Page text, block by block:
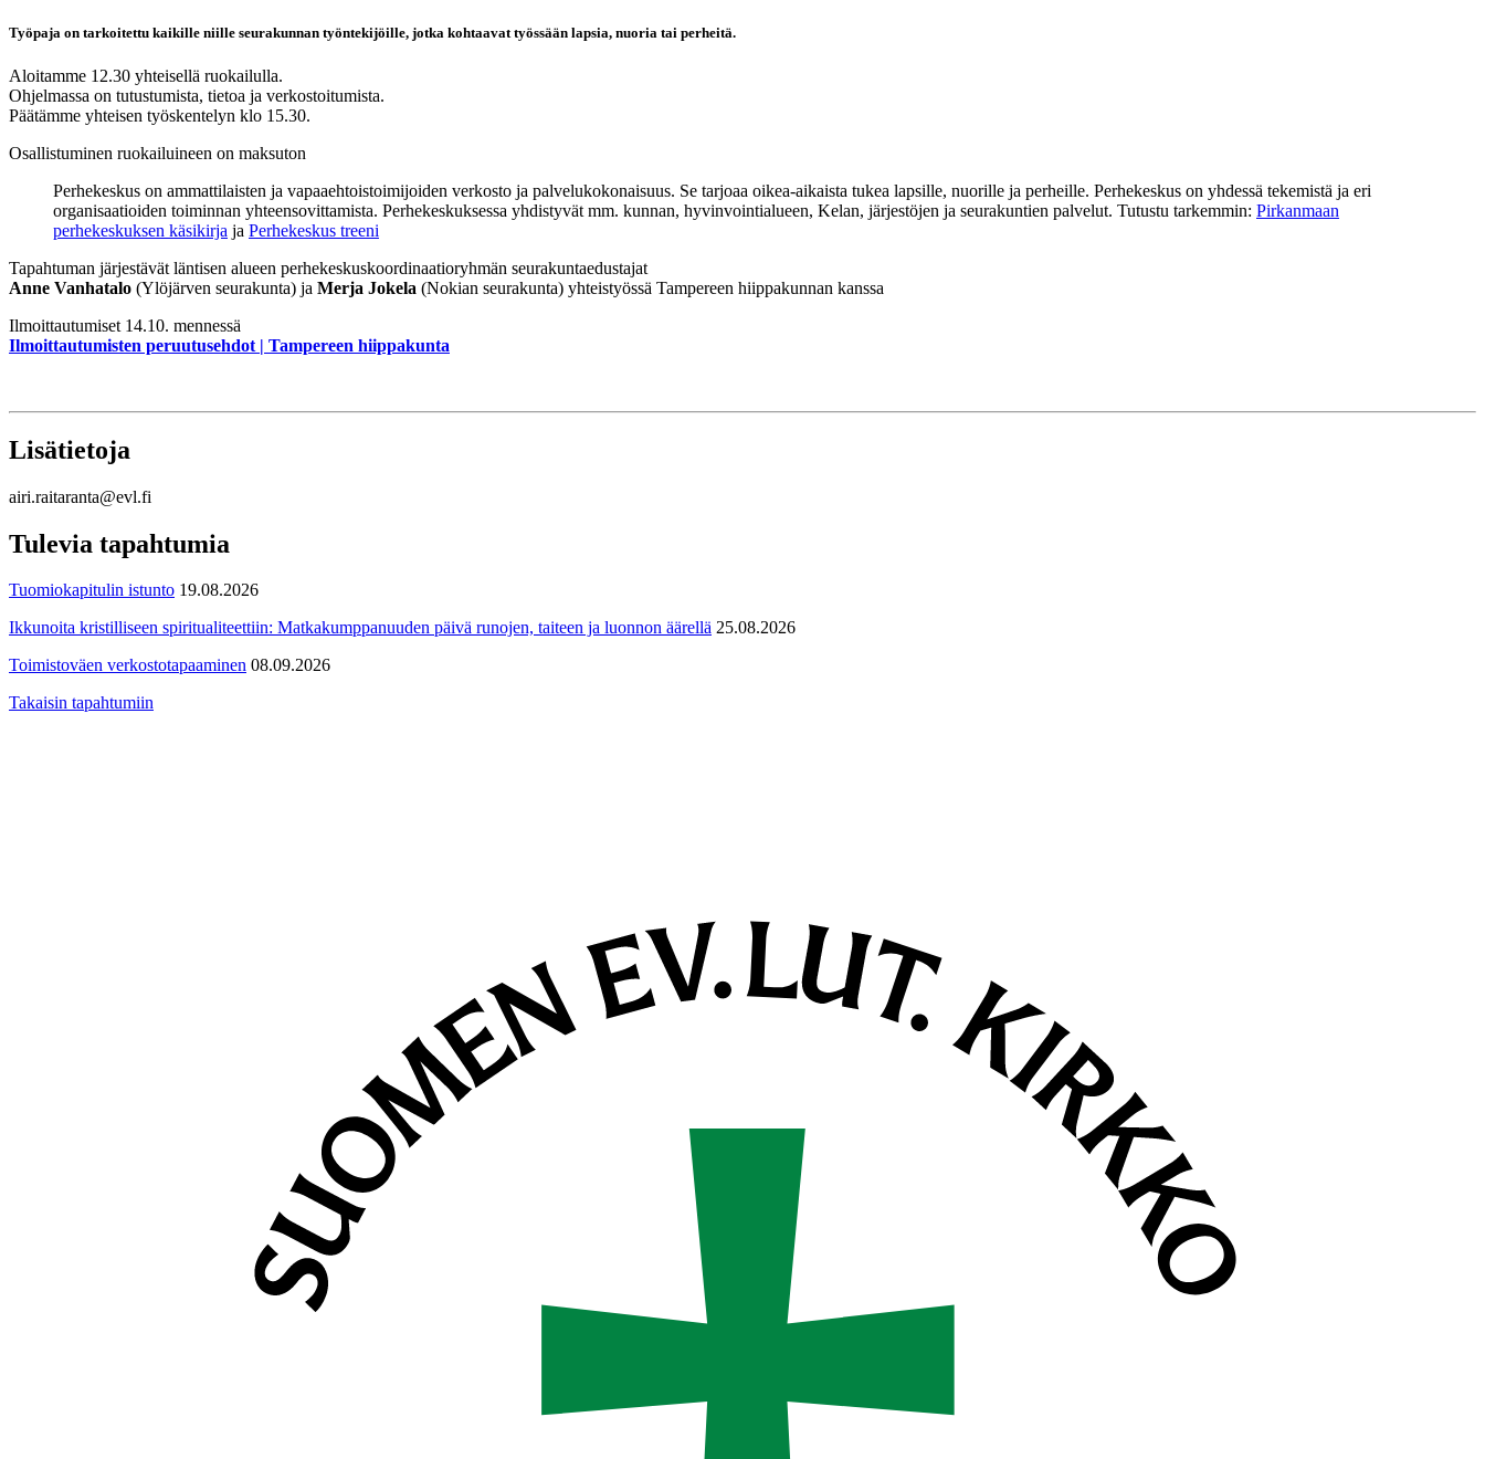
Työpaja on tarkoitettu kaikille niille seurakunnan työntekijöille, jotka kohtaavat työssään lapsia, nuoria tai perheitä.
Aloitamme 12.30 yhteisellä ruokailulla.
Ohjelmassa on tutustumista, tietoa ja verkostoitumista.
Päätämme yhteisen työskentelyn klo 15.30.
Osallistuminen ruokailuineen on maksuton
Perhekeskus on ammattilaisten ja vapaaehtoistoimijoiden verkosto ja palvelukokonaisuus. Se tarjoaa oikea-aikaista tukea lapsille, nuorille ja perheille. Perhekeskus on yhdessä tekemistä ja eri
organisaatioiden toiminnan yhteensovittamista. Perhekeskuksessa yhdistyvät mm. kunnan, hyvinvointialueen, Kelan, järjestöjen ja seurakuntien palvelut. Tutustu tarkemmin: Pirkanmaan
perhekeskuksen käsikirja ja Perhekeskus treeni
Tapahtuman järjestävät läntisen alueen perhekeskuskoordinaatioryhmän seurakuntaedustajat
Anne Vanhatalo (Ylöjärven seurakunta) ja Merja Jokela (Nokian seurakunta) yhteistyössä Tampereen hiippakunnan kanssa
Ilmoittautumiset 14.10. mennessä
Ilmoittautumisten peruutusehdot | Tampereen hiippakunta
Lisätietoja
airi.raitaranta@evl.fi
Tulevia tapahtumia
Tuomiokapitulin istunto 19.08.2026
Ikkunoita kristilliseen spiritualiteettiin: Matkakumppanuuden päivä runojen, taiteen ja luonnon äärellä 25.08.2026
Toimistoväen verkostotapaaminen 08.09.2026
Takaisin tapahtumiin